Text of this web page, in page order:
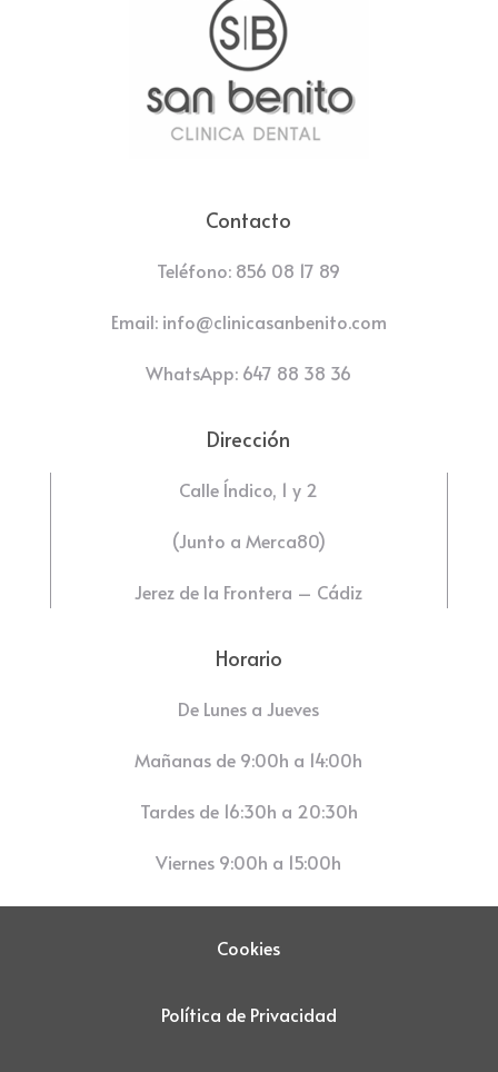
Contacto
Teléfono: 856 08 17 89
Email: info@clinicasanbenito.com
WhatsApp: 647 88 38 36
Dirección
Calle Índico, 1 y 2
(Junto a Merca80)
Jerez de la Frontera – Cádiz
Horario
De Lunes a Jueves
Mañanas de 9:00h a 14:00h
Tardes de 16:30h a 20:30h
Viernes 9:00h a 15:00h
Cookies
Política de Privacidad